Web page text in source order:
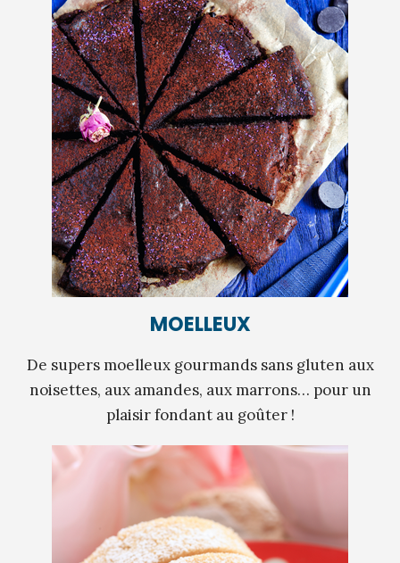
MOELLEUX
De supers moelleux gourmands sans gluten aux
noisettes, aux amandes, aux marrons… pour un
plaisir fondant au goûter !